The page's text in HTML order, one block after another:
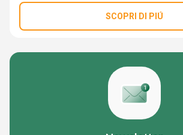
SCOPRI DI PIÚ